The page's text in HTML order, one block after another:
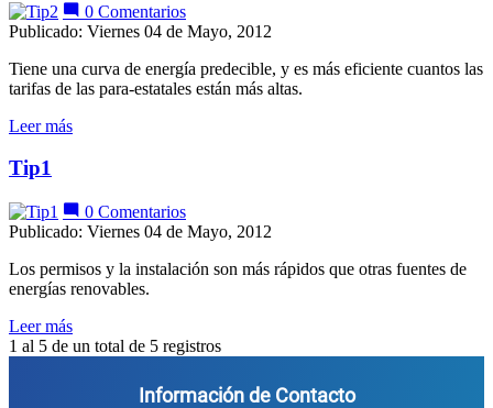
0 Comentarios
Publicado: Viernes 04 de Mayo, 2012
Tiene una curva de energía predecible, y es más eficiente cuantos las
tarifas de las para-estatales están más altas.
Leer más
Tip1
0 Comentarios
Publicado: Viernes 04 de Mayo, 2012
Los permisos y la instalación son más rápidos que otras fuentes de
energías renovables.
Leer más
1 al 5 de un total de 5 registros
Información de Contacto